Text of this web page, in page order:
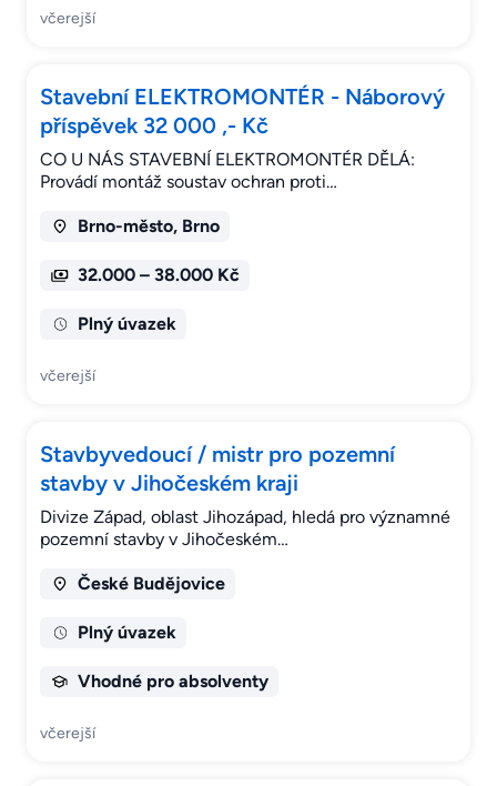
včerejší
Stavební ELEKTROMONTÉR - Náborový
příspěvek 32 000 ,- Kč
CO U NÁS STAVEBNÍ ELEKTROMONTÉR DĚLÁ:
Provádí montáž soustav ochran proti…
Brno-město, Brno
32.000 – 38.000 Kč
Plný úvazek
včerejší
Stavbyvedoucí / mistr pro pozemní
stavby v Jihočeském kraji
Divize Západ, oblast Jihozápad, hledá pro významné
pozemní stavby v Jihočeském…
České Budějovice
Plný úvazek
Vhodné pro absolventy
včerejší